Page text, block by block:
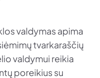
valdymas apima
tvarkaraščių
valdymui reikia
poreikius su